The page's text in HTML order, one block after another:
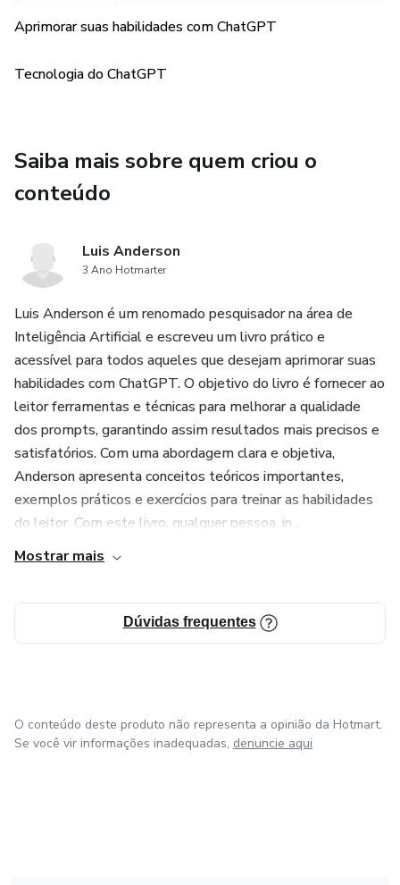
apenas de maneira segura e que seja transparente sobre o
tecnologia do ChatGPT, com informações relevantes para
diversas áreas da vida, além de ressaltar a importância da
privacidade e transparência na era digital.
Aprimorar suas habilidades com ChatGPT
Tecnologia do ChatGPT
Saiba mais sobre quem criou o
conteúdo
Luis Anderson
3 Ano Hotmarter
Luis Anderson é um renomado pesquisador na área de
Inteligência Artificial e escreveu um livro prático e
acessível para todos aqueles que desejam aprimorar suas
habilidades com ChatGPT. O objetivo do livro é fornecer ao
leitor ferramentas e técnicas para melhorar a qualidade
dos prompts, garantindo assim resultados mais precisos e
satisfatórios. Com uma abordagem clara e objetiva,
Anderson apresenta conceitos teóricos importantes,
exemplos práticos e exercícios para treinar as habilidades
do leitor. Com este livro, qualquer pessoa, in...
Mostrar mais
Dúvidas frequentes
O conteúdo deste produto não representa a opinião da Hotmart.
Se você vir informações inadequadas, denuncie aqui